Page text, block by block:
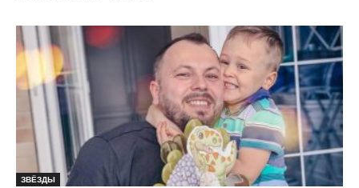
ЗВЁЗДЫ